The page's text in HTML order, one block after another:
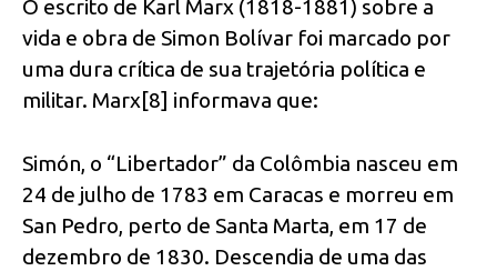
O escrito de Karl Marx (1818-1881) sobre a
vida e obra de Simon Bolívar foi marcado por
uma dura crítica de sua trajetória política e
militar. Marx[8] informava que:
Simón, o “Libertador” da Colômbia nasceu em
24 de julho de 1783 em Caracas e morreu em
San Pedro, perto de Santa Marta, em 17 de
dezembro de 1830. Descendia de uma das